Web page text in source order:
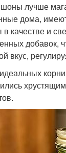
лучше
дома,
качестве и
вкус,